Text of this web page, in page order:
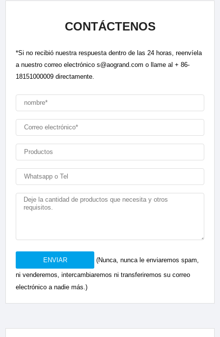
CONTÁCTENOS
*Si no recibió nuestra respuesta dentro de las 24 horas, reenvíela
a nuestro correo electrónico s@aogrand.com o llame al + 86-
18151000009 directamente.
ENVIAR
(Nunca, nunca le enviaremos spam,
ni venderemos, intercambiaremos ni transferiremos su correo
electrónico a nadie más.)